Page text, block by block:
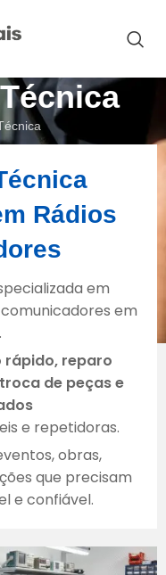
Rádios
em
em
reparo
de peças e
e repetidoras.
obras,
que precisam
e confiável.